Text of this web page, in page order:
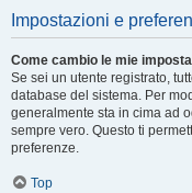
Impostazioni e
Come cambio le mie
Se sei un utente registrato,
database del sistema. Per
generalmente sta in cima ad
sempre vero. Questo ti
preferenze.
Top